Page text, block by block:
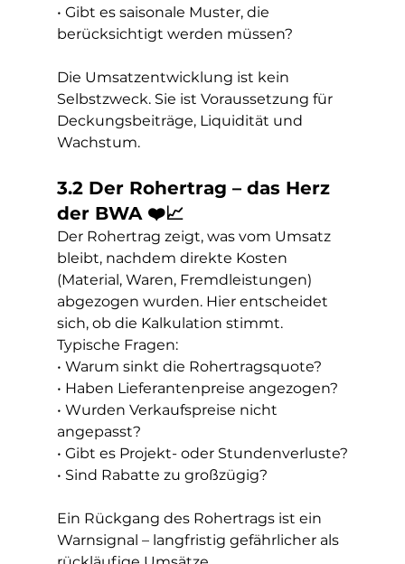
• Gibt es saisonale Muster, die
berücksichtigt werden müssen?
Die Umsatzentwicklung ist kein
Selbstzweck. Sie ist Voraussetzung für
Deckungsbeiträge, Liquidität und
Wachstum.
3.2 Der Rohertrag – das Herz
der BWA ❤️📈
Der Rohertrag zeigt, was vom Umsatz
bleibt, nachdem direkte Kosten
(Material, Waren, Fremdleistungen)
abgezogen wurden. Hier entscheidet
sich, ob die Kalkulation stimmt.
Typische Fragen:
• Warum sinkt die Rohertragsquote?
• Haben Lieferantenpreise angezogen?
• Wurden Verkaufspreise nicht
angepasst?
• Gibt es Projekt- oder Stundenverluste?
• Sind Rabatte zu großzügig?
Ein Rückgang des Rohertrags ist ein
Warnsignal – langfristig gefährlicher als